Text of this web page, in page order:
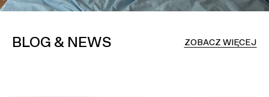
BLOG & NEWS ZOBACZ WIĘCEJ